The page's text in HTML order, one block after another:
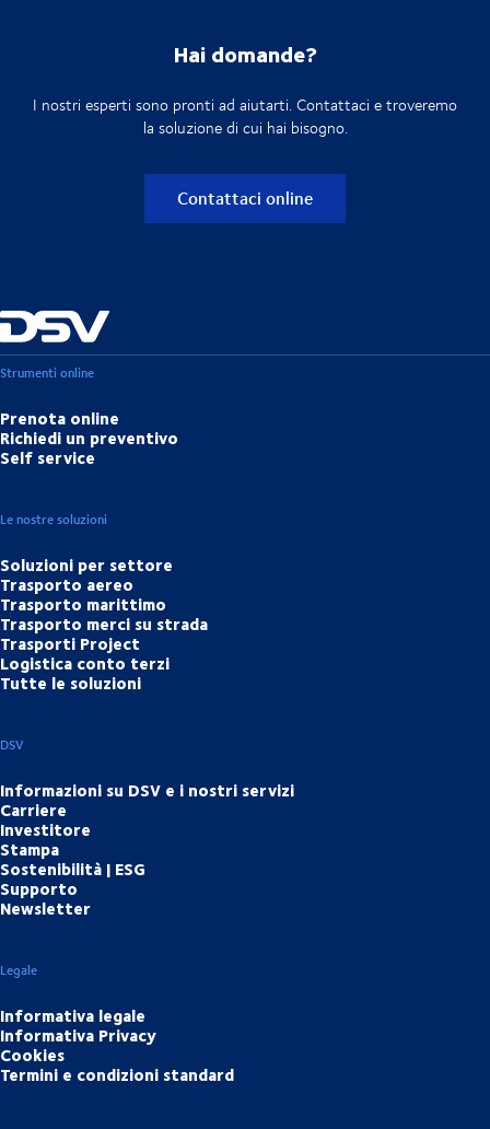
Hai domande?
I nostri esperti sono pronti ad aiutarti. Contattaci e troveremo
la soluzione di cui hai bisogno.
Contattaci online
Strumenti online
Prenota online
Richiedi un preventivo
Self service
Le nostre soluzioni
Soluzioni per settore
Trasporto aereo
Trasporto marittimo
Trasporto merci su strada
Trasporti Project
Logistica conto terzi
Tutte le soluzioni
DSV
Informazioni su DSV e i nostri servizi
Carriere
Investitore
Stampa
Sostenibilità | ESG
Supporto
Newsletter
Legale
Informativa legale
Informativa Privacy
Cookies
Termini e condizioni standard